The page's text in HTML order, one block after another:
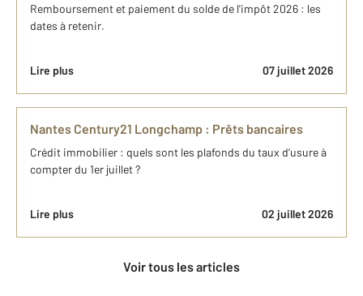
Remboursement et paiement du solde de l'impôt 2026 : les
dates à retenir.
Lire plus 07 juillet 2026
Nantes Century21 Longchamp : Prêts bancaires
Crédit immobilier : quels sont les plafonds du taux d’usure à
compter du 1er juillet ?
Lire plus 02 juillet 2026
Voir tous les articles